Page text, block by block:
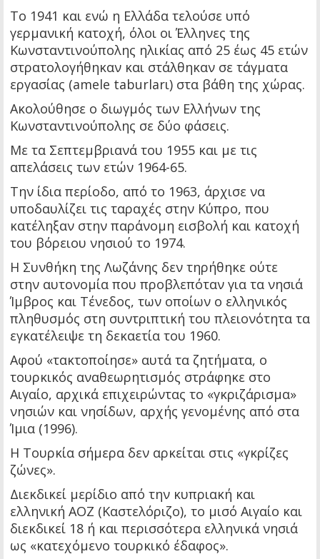
Το 1941 και ενώ η Ελλάδα τελούσε υπό
γερμανική κατοχή, όλοι οι Έλληνες της
Κωνσταντινούπολης ηλικίας από 25 έως 45 ετών
στρατολογήθηκαν και στάλθηκαν σε τάγματα
εργασίας (amele taburlarι) στα βάθη της χώρας.
Ακολούθησε ο διωγμός των Ελλήνων της
Κωνσταντινούπολης σε δύο φάσεις.
Με τα Σεπτεμβριανά του 1955 και με τις
απελάσεις των ετών 1964-65.
Την ίδια περίοδο, από το 1963, άρχισε να
υποδαυλίζει τις ταραχές στην Κύπρο, που
κατέληξαν στην παράνομη εισβολή και κατοχή
του βόρειου νησιού το 1974.
Η Συνθήκη της Λωζάνης δεν τηρήθηκε ούτε
στην αυτονομία που προβλεπόταν για τα νησιά
Ίμβρος και Τένεδος, των οποίων ο ελληνικός
πληθυσμός στη συντριπτική του πλειονότητα τα
εγκατέλειψε τη δεκαετία του 1960.
Αφού «τακτοποίησε» αυτά τα ζητήματα, ο
τουρκικός αναθεωρητισμός στράφηκε στο
Αιγαίο, αρχικά επιχειρώντας το «γκριζάρισμα»
νησιών και νησίδων, αρχής γενομένης από στα
Ίμια (1996).
Η Τουρκία σήμερα δεν αρκείται στις «γκρίζες
ζώνες».
Διεκδικεί μερίδιο από την κυπριακή και
ελληνική ΑΟΖ (Καστελόριζο), το μισό Αιγαίο και
διεκδικεί 18 ή και περισσότερα ελληνικά νησιά
ως «κατεχόμενο τουρκικό έδαφος».